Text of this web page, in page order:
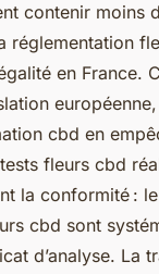
contenir moins
réglementation
en France.
cbd en
fleurs cbd
la conformité :
cbd sont
d’analyse. La